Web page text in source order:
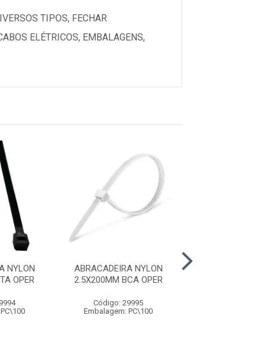
TIPOS, FECHAR
ELÉTRICOS, EMBALAGENS,
NYLON
OPER
ABRACADEIRA NYLON
2.5X200MM BCA OPER
Código: 29995
Embalagem: PC\100